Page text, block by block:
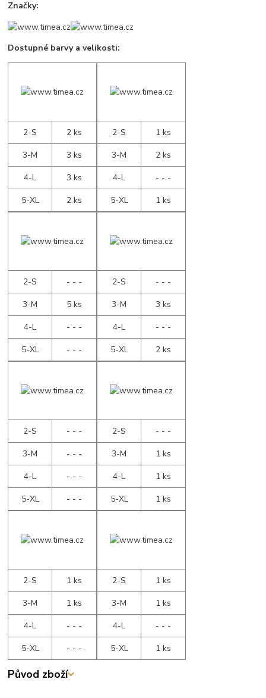
Značky:
Dostupné barvy a velikosti:
2-S
2 ks
3-M
3 ks
4-L
3 ks
5-XL
2 ks
2-S
1 ks
3-M
2 ks
4-L
- - -
5-XL
1 ks
2-S
- - -
3-M
5 ks
4-L
- - -
5-XL
- - -
2-S
- - -
3-M
3 ks
4-L
- - -
5-XL
2 ks
2-S
- - -
3-M
- - -
4-L
- - -
5-XL
- - -
2-S
- - -
3-M
1 ks
4-L
1 ks
5-XL
1 ks
2-S
1 ks
3-M
1 ks
4-L
- - -
5-XL
- - -
2-S
1 ks
3-M
1 ks
4-L
- - -
5-XL
1 ks
Původ zboží